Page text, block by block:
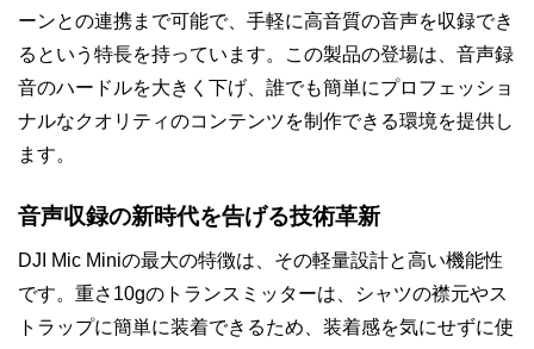
ーンとの連携まで可能で、手軽に高音質の音声を収録でき
るという特長を持っています。この製品の登場は、音声録
音のハードルを大きく下げ、誰でも簡単にプロフェッショ
ナルなクオリティのコンテンツを制作できる環境を提供し
ます。
音声収録の新時代を告げる技術革新
DJI Mic Miniの最大の特徴は、その軽量設計と高い機能性
です。重さ10gのトランスミッターは、シャツの襟元やス
トラップに簡単に装着できるため、装着感を気にせずに使